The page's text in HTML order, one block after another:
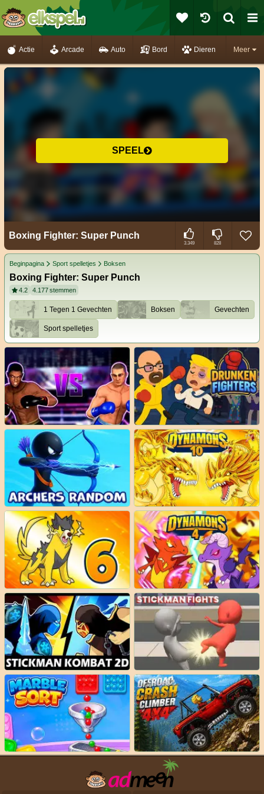
Meer
Actie Arcade Auto Bord Dieren
SPEEL
Boxing Fighter: Super Punch
3.349 828
Beginpagina Sport spelletjes Boksen
Boxing Fighter: Super Punch
4.2 4.177stemmen
1 Tegen 1 Gevechten Boksen Gevechten
Sport spelletjes